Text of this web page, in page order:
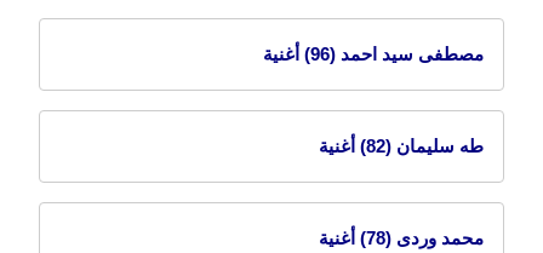
مصطفى سيد احمد (96) أغنية
طه سليمان (82) أغنية
محمد وردى (78) أغنية